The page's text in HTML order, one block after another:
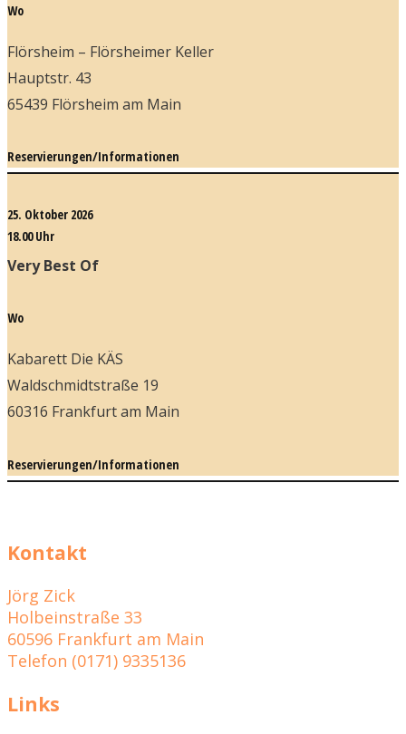
Wo
Flörsheim – Flörsheimer Keller
Hauptstr. 43
65439 Flörsheim am Main
Reservierungen/Informationen
25. Oktober 2026
18.00 Uhr
Very Best Of
Wo
Kabarett Die KÄS
Waldschmidtstraße 19
60316 Frankfurt am Main
Reservierungen/Informationen
Kontakt
Jörg Zick
Holbeinstraße 33
60596 Frankfurt am Main
Telefon (0171) 9335136
Links